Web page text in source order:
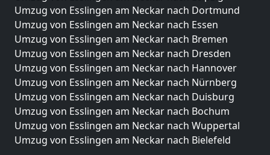
Umzug von Esslingen am Neckar nach Dortmund
Umzug von Esslingen am Neckar nach Essen
Umzug von Esslingen am Neckar nach Bremen
Umzug von Esslingen am Neckar nach Dresden
Umzug von Esslingen am Neckar nach Hannover
Umzug von Esslingen am Neckar nach Nürnberg
Umzug von Esslingen am Neckar nach Duisburg
Umzug von Esslingen am Neckar nach Bochum
Umzug von Esslingen am Neckar nach Wuppertal
Umzug von Esslingen am Neckar nach Bielefeld